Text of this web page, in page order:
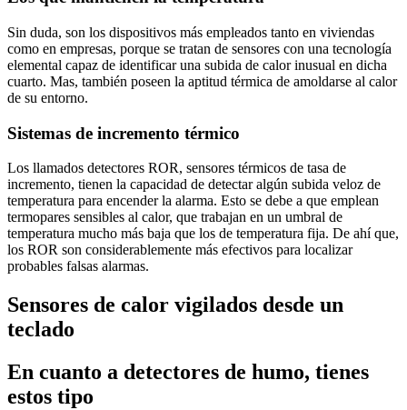
Sin duda, son los dispositivos más empleados tanto en viviendas
como en empresas, porque se tratan de sensores con una tecnología
elemental capaz de identificar una subida de calor inusual en dicha
cuarto. Mas, también poseen la aptitud térmica de amoldarse al calor
de su entorno.
Sistemas de incremento térmico
Los llamados detectores ROR, sensores térmicos de tasa de
incremento, tienen la capacidad de detectar algún subida veloz de
temperatura para encender la alarma. Esto se debe a que emplean
termopares sensibles al calor, que trabajan en un umbral de
temperatura mucho más baja que los de temperatura fija. De ahí que,
los ROR son considerablemente más efectivos para localizar
probables falsas alarmas.
Sensores de calor vigilados desde un
teclado
En cuanto a detectores de humo, tienes
estos tipo